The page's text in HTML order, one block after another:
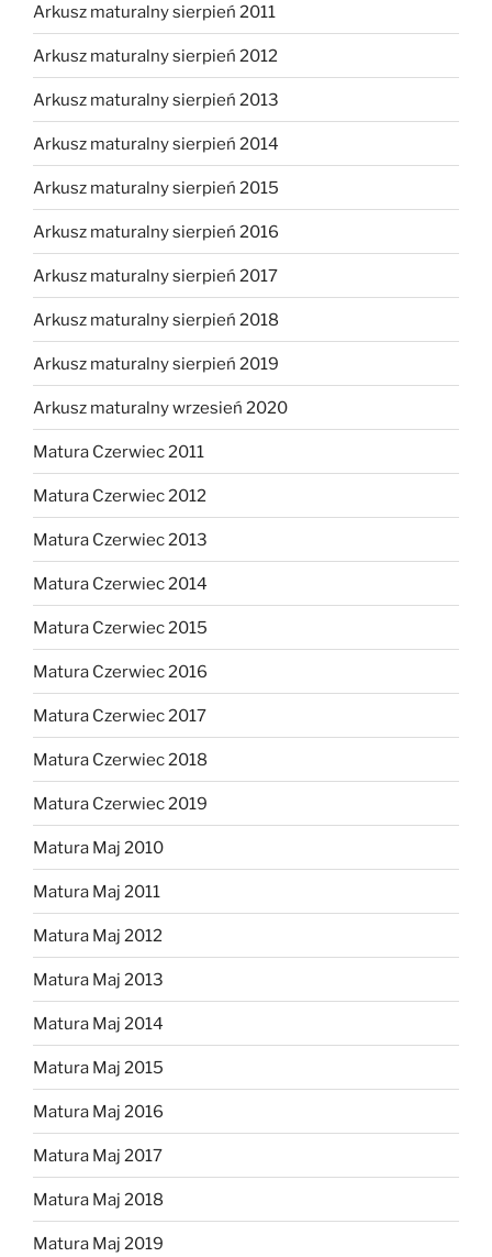
Arkusz maturalny sierpień 2011
Arkusz maturalny sierpień 2012
Arkusz maturalny sierpień 2013
Arkusz maturalny sierpień 2014
Arkusz maturalny sierpień 2015
Arkusz maturalny sierpień 2016
Arkusz maturalny sierpień 2017
Arkusz maturalny sierpień 2018
Arkusz maturalny sierpień 2019
Arkusz maturalny wrzesień 2020
Matura Czerwiec 2011
Matura Czerwiec 2012
Matura Czerwiec 2013
Matura Czerwiec 2014
Matura Czerwiec 2015
Matura Czerwiec 2016
Matura Czerwiec 2017
Matura Czerwiec 2018
Matura Czerwiec 2019
Matura Maj 2010
Matura Maj 2011
Matura Maj 2012
Matura Maj 2013
Matura Maj 2014
Matura Maj 2015
Matura Maj 2016
Matura Maj 2017
Matura Maj 2018
Matura Maj 2019